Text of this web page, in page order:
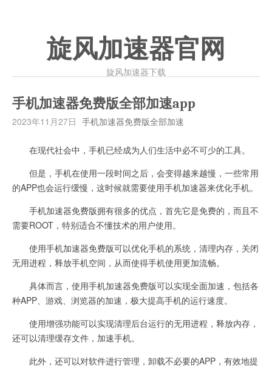
旋风加速器官网
旋风加速器下载
手机加速器免费版全部加速app
2023年11月27日 手机加速器免费版全部加速
在现代社会中，手机已经成为人们生活中必不可少的工具。
但是，手机在使用一段时间之后，会变得越来越慢，一些常用
的APP也会运行缓慢，这时候就需要使用手机加速器来优化手机。
手机加速器免费版拥有很多的优点，首先它是免费的，而且不
需要ROOT，特别适合不懂技术的用户使用。
使用手机加速器免费版可以优化手机的系统，清理内存，关闭
无用进程，释放手机空间，从而使得手机使用更加流畅。
具体而言，使用手机加速器免费版可以实现全面加速，包括各
种APP、游戏、浏览器的加速，极大提高手机的运行速度。
使用增强功能可以实现清理后台运行的无用进程，释放内存，
还可以清理缓存文件，加速手机。
此外，还可以对软件进行管理，卸载不必要的APP，有效地提